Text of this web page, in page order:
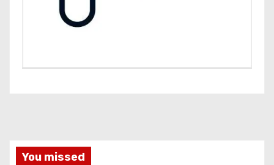
You missed